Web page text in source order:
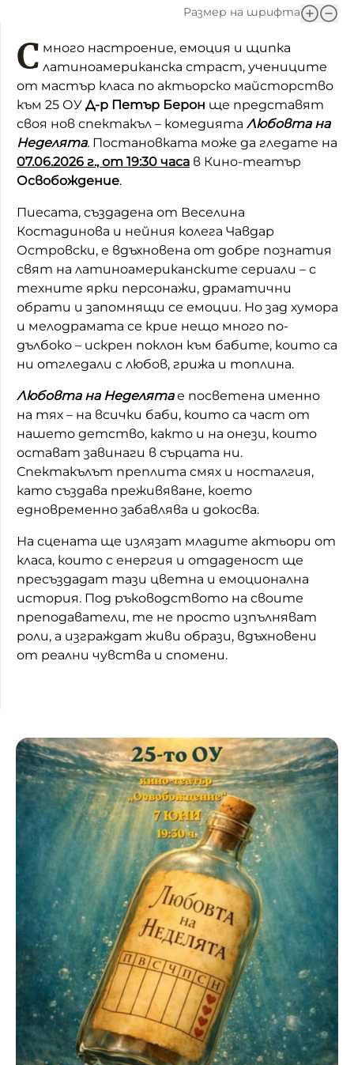
Размер на шрифта
С много настроение, емоция и щипка
латиноамериканска страст, учениците
от мастър класа по актьорско майсторство
към 25 ОУ Д-р Петър Берон ще представят
своя нов спектакъл – комедията Любовта на
Неделята. Постановката може да гледате на
07.06.2026 г., от 19:30 часа в Кино-театър
Освобождение.
Пиесата, създадена от Веселина
Костадинова и нейния колега Чавдар
Островски, е вдъхновена от добре познатия
свят на латиноамериканските сериали – с
техните ярки персонажи, драматични
обрати и запомнящи се емоции. Но зад хумора
и мелодрамата се крие нещо много по-
дълбоко – искрен поклон към бабите, които са
Любовта на Неделята е посветена именно
на тях – на всички баби, които са част от
нашето детство, както и на онези, които
остават завинаги в сърцата ни.
Спектакълът преплита смях и носталгия,
като създава преживяване, което
На сцената ще излязат младите актьори от
класа, които с енергия и отдаденост ще
пресъздадат тази цветна и емоционална
история. Под ръководството на своите
преподаватели, те не просто изпълняват
роли, а изграждат живи образи, вдъхновени
от реални чувства и спомени.